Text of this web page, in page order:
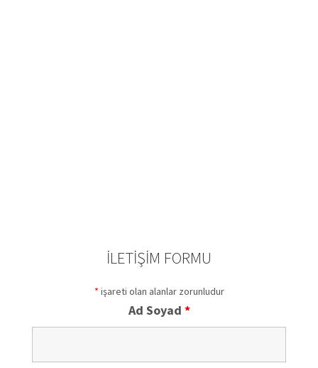
İLETIŞIM FORMU
* işareti olan alanlar zorunludur
Ad Soyad *